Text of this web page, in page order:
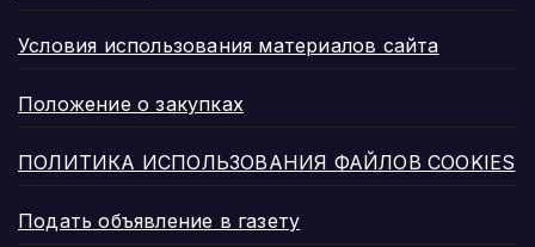
Условия использования материалов сайта
Положение о закупках
ПОЛИТИКА ИСПОЛЬЗОВАНИЯ ФАЙЛОВ COOKIES
Подать объявление в газету